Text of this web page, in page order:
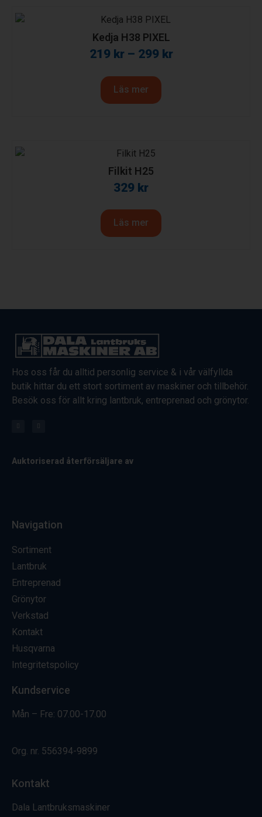
Kedja H38 PIXEL
219 kr– 299 kr
Läs mer
Filkit H25
329 kr
Läs mer
Hos oss får du alltid personlig service & i vår välfyllda
butik hittar du ett stort sortiment av maskiner och tillbehör.
Besök oss för allt kring lantbruk, entreprenad och grönytor.
Auktoriserad återförsäljare av
Navigation
Sortiment
Lantbruk
Entreprenad
Grönytor
Verkstad
Kontakt
Husqvarna
Integritetspolicy
Kundservice
Mån – Fre: 07.00-17.00
Org. nr. 556394-9899
Kontakt
Dala Lantbruksmaskiner